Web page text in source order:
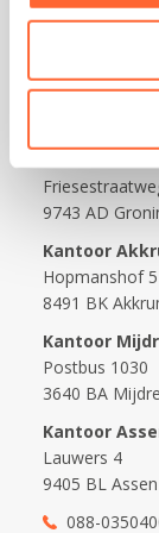
Nieuws over
Wijzigen
Opzeggen
9743 AD
Kantoor
Hopmanshof 5
8491 BK
Kantoor
Postbus 1030
3640 BA
Kantoor
Lauwers 4
9405 BL Assen
088-